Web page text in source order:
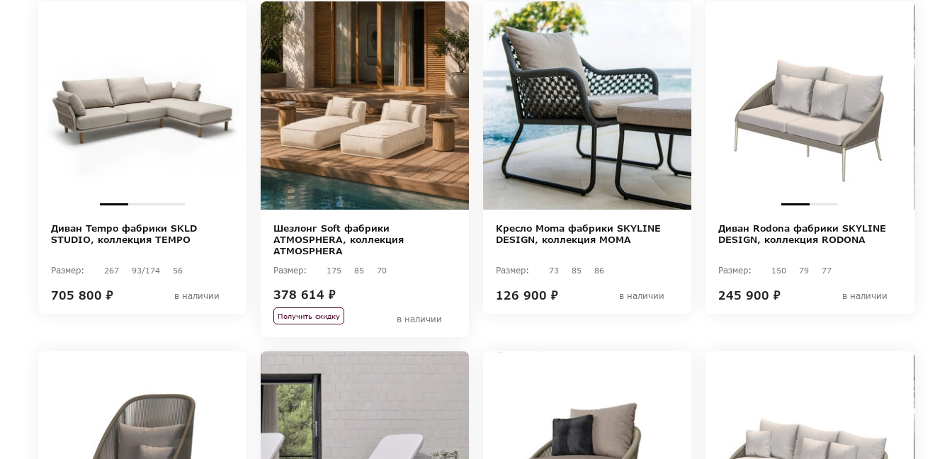
Диван Tempo фабрики SKLD
STUDIO, коллекция TEMPO
Размер: 267 93/174 56
705 800 ₽ в наличии
Шезлонг Soft фабрики
ATMOSPHERA, коллекция
ATMOSPHERA
Размер: 175 85 70
378 614 ₽
Получить скидку в наличии
Кресло Moma фабрики SKYLINE
DESIGN, коллекция MOMA
Размер: 73 85 86
126 900 ₽ в наличии
Диван Rodona фабрики SKYLINE
DESIGN, коллекция RODONA
Размер: 150 79 77
245 900 ₽ в наличии